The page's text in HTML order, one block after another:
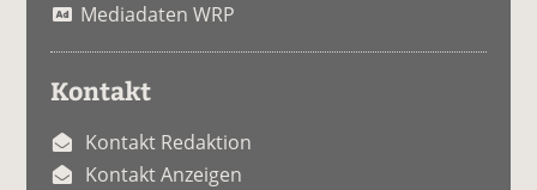
Mediadaten WRP
Kontakt
Kontakt Redaktion
Kontakt Anzeigen